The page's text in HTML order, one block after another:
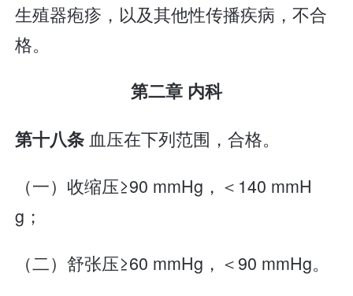
生殖器疱疹，以及其他性传播疾病，不合
格。
第二章 内科
第十八条 血压在下列范围，合格。
（一）收缩压≥90 mmHg，＜140 mmH
g；
（二）舒张压≥60 mmHg，＜90 mmHg。